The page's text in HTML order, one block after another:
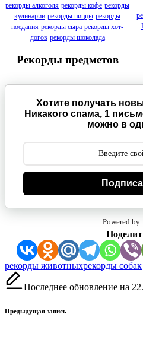
рекорды алкоголя рекорды кофе рекорды
кулинарии рекорды пиццы рекорды
поедания рекорды сыра рекорды хот-
догов рекорды шоколада
Рекорды предметов
Хотите получать
Никакого спама, 1
можно в
Powered by
Метки:
рекорды животныхрекорды собак
Последнее обновление на
Навигация
Предыдущая запись